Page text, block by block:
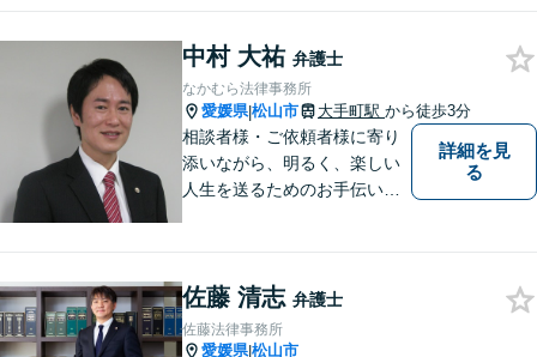
中村 大祐 弁護士
なかむら法律事務所
愛媛県|松山市 大手町駅 から徒歩3分
相談者様・ご依頼者様に寄り
添いながら、明るく、楽しい
人生を送るためのお手伝いを
詳細を見
る
佐藤 清志 弁護士
佐藤法律事務所
愛媛県|松山市